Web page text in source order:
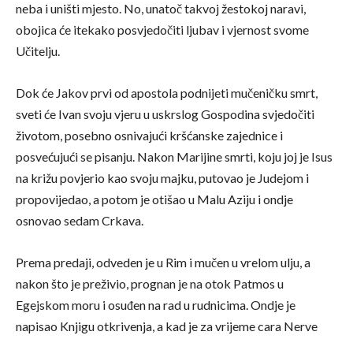
neba i uništi mjesto. No, unatoč takvoj žestokoj naravi,
obojica će itekako posvjedočiti ljubav i vjernost svome
Učitelju.
Dok će Jakov prvi od apostola podnijeti mučeničku smrt,
sveti će Ivan svoju vjeru u uskrslog Gospodina svjedočiti
životom, posebno osnivajući kršćanske zajednice i
posvećujući se pisanju. Nakon Marijine smrti, koju joj je Isus
na križu povjerio kao svoju majku, putovao je Judejom i
propovijedao, a potom je otišao u Malu Aziju i ondje
osnovao sedam Crkava.
Prema predaji, odveden je u Rim i mučen u vrelom ulju, a
nakon što je preživio, prognan je na otok Patmos u
Egejskom moru i osuđen na rad u rudnicima. Ondje je
napisao Knjigu otkrivenja, a kad je za vrijeme cara Nerve